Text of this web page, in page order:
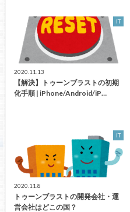
IT
2020.11.13
【解決】トゥーンブラストの初期
化手順 | iPhone/Android/iP…
IT
2020.11.8
トゥーンブラストの開発会社・運
営会社はどこの国？